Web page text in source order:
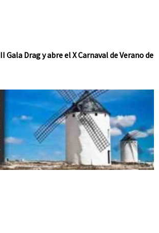
Gala Drag y abre el X Carnaval de Verano de